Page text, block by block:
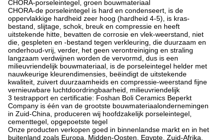
CHORA-porseleintegel, groen bouwmateriaal
CHORA-de porseleintegel is hard en condenseert, is de
oppervlakkige hardheid zeer hoog (hardheid 4-5), is kras-
bestand, slijtage, schok, breuk en compressie en heeft
uitstekende hitte, bevatten de corrosie en vlek-weerstand, niet
die, gespleten en -bestand tegen verkleuring, die duurzaam en
onderhoud-vrij, verder, het geen verontreiniging en straling
langzaam verdwijnen worden de vervormd, dus is een
milieuvriendelijk bouwmateriaal, is de porseleintegel helder met
nauwkeurige kleurendimensies, beëindigt de uitstekende
kwaliteit, zuivert duurzaamheids en compressie-weerstand fijne
vernieuwbare luchtdoordringbaarheid, milieuvriendelijk
3 testrapport en certificatie: Foshan Boli Ceramics Beperkt
Company is één van de grootste bouwmateriaalondernemingen
in Zuid-China, produceren wij hoofdzakelijk porseleintegel,
cementtegel, opgepoetste tegel
Onze producten verkopen goed in binnenlandse markt en in het
buitenland zoals Europa, Midden-Oosten, Egypte, Zuid-Afrika,